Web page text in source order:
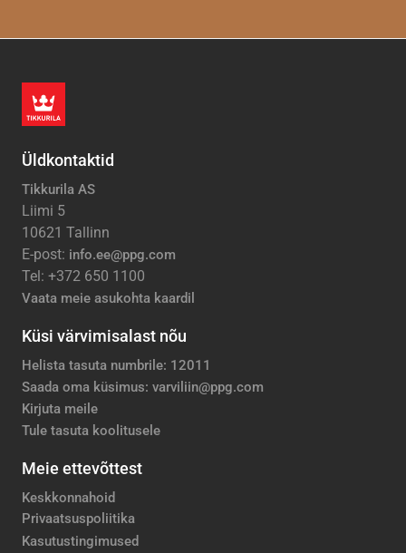
Üldkontaktid
Tikkurila AS
Liimi 5
10621 Tallinn
E-post: info.ee@ppg.com
Tel: +372 650 1100
Vaata meie asukohta kaardil
Küsi värvimisalast nõu
Helista tasuta numbrile: 12011
Saada oma küsimus: varviliin@ppg.com
Kirjuta meile
Tule tasuta koolitusele
Meie ettevõttest
Keskkonnahoid
Privaatsuspoliitika
Kasutustingimused